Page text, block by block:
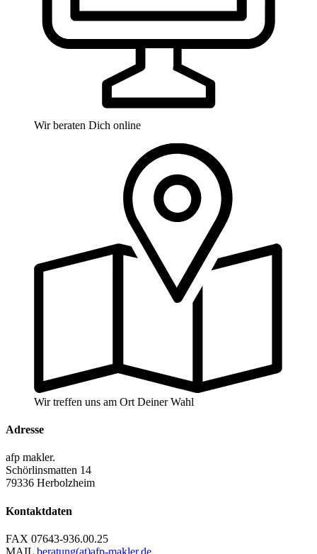
Wir beraten Dich online
Wir treffen uns am Ort Deiner Wahl
Adresse
afp makler.
Schörlinsmatten 14
79336 Herbolzheim
Kontaktdaten
FAX 07643-936.00.25
MAIL beratung(at)afp-makler.de